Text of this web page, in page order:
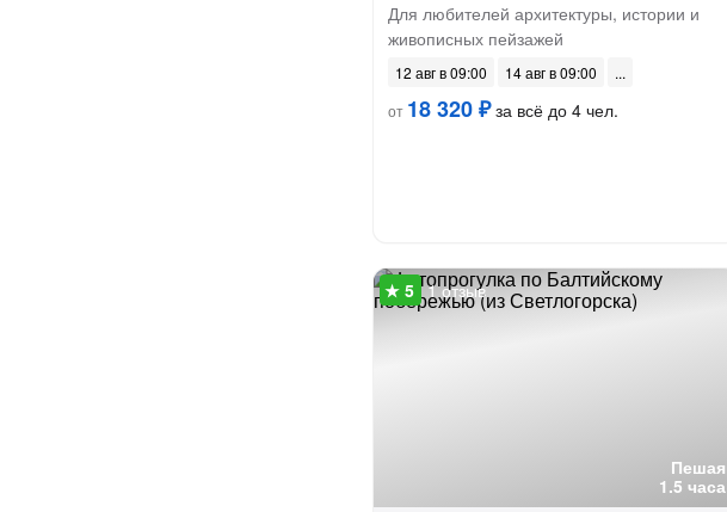
Для любителей архитектуры, истории и
живописных пейзажей
12 авг в 09:00
14 авг в 09:00
от 18 320 ₽за всё до 4 чел.
Пешая
1.5 часа
1 отзыв